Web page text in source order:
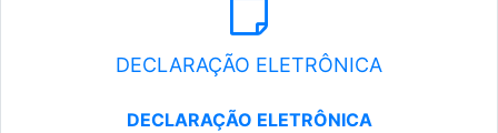
DECLARAÇÃO ELETRÔNICA
DECLARAÇÃO ELETRÔNICA